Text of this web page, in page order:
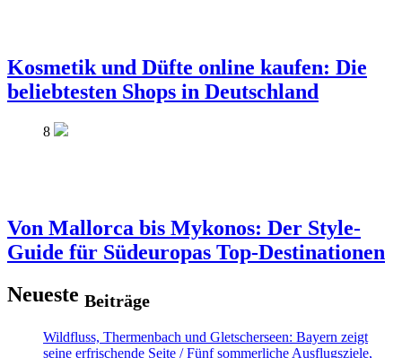
Kosmetik und Düfte online kaufen: Die
beliebtesten Shops in Deutschland
8
Von Mallorca bis Mykonos: Der Style-
Guide für Südeuropas Top-Destinationen
Neueste Beiträge
Wildfluss, Thermenbach und Gletscherseen: Bayern zeigt
seine erfrischende Seite / Fünf sommerliche Ausflugsziele,